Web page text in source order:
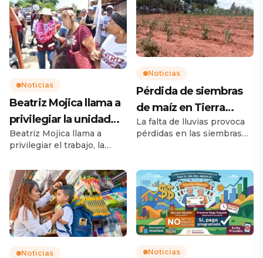
Noticias
Beatriz Mojica llama a
privilegiar la unidad
para Guerrero
Beatriz Mojica llama a
privilegiar el trabajo, la
Acapulco, Gro., 4 de agosto
de 2026.- Desde Pie de la
Cuesta, la senadora con
licencia Beatriz Mojica
Morga afirmó que el
momento que vive
Guerrero exige trabajo,
unidad y diálogo, al
Noticias
Pérdida de siembras
de maíz en Tierra
Caliente preocupan a
productores
La falta de lluvias provoca
pérdidas en las siembras
momentos de
incertidumbre La sequía
amenaza la producción de
maíz en la Tierra Caliente
La falta de lluvias durante
las últimas semanas ha
comenzado a cobrar factura
en los campos agrícolas de
Noticias Noticias